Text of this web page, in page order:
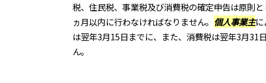
税、住民税、事業税及び消費税の確定申告は原則
ヵ月以内に行わなければなりません。 個人事業主に
は翌年3月15日までに、また、消費税は翌年3月31
ん。